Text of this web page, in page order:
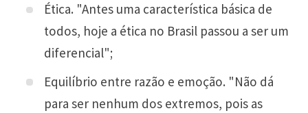
Ética. "Antes uma característica básica de
todos, hoje a ética no Brasil passou a ser um
diferencial";
Equilíbrio entre razão e emoção. "Não dá
para ser nenhum dos extremos, pois as